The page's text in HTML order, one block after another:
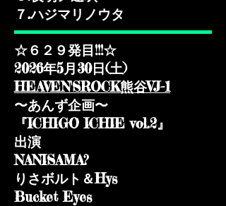
７.ハジマリノウタ
☆６２９発目!!!☆
2026年5月30日(土)
HEAVEN'SROCK熊谷VJ-1
〜あんず企画〜
『ICHIGO ICHIE vol.2』
出演
NANISAMA?
りさボルト＆Hys
Bucket Eyes